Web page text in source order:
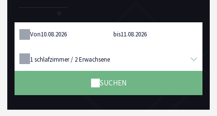
Von bis
1schlafzimmer / 2Erwachsene
SUCHEN